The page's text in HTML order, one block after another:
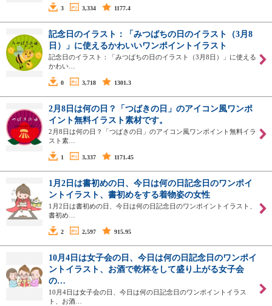
3 3,334 1177.4
記念日のイラスト：「みつばちの日のイラスト（3月8
日）」に使えるかわいいワンポイントイラスト
記念日のイラスト：「みつばちの日のイラスト（3月8日）」に使える
かわい…
0 3,718 1301.3
2月8日は何の日？「つばきの日」のアイコン風ワンポ
イント無料イラスト素材です。
2月8日は何の日？「つばきの日」のアイコン風ワンポイント無料イラ
スト素…
1 3,337 1171.45
1月2日は書初めの日、今日は何の日記念日のワンポイ
ントイラスト、書初めをする着物姿の女性
1月2日は書初めの日、今日は何の日記念日のワンポイントイラスト、
書初め…
2 2,597 915.95
10月4日は女子会の日、今日は何の日記念日のワンポイ
ントイラスト、お酒で乾杯をして盛り上がる女子会
の…
10月4日は女子会の日、今日は何の日記念日のワンポイントイラス
ト、お酒…